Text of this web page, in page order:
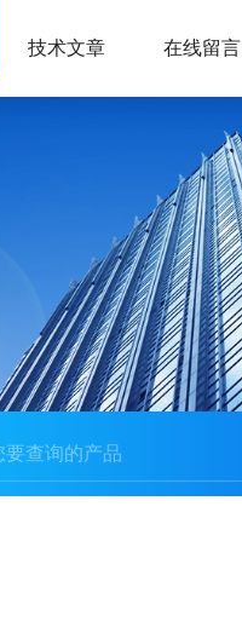
技术文章 在线留言